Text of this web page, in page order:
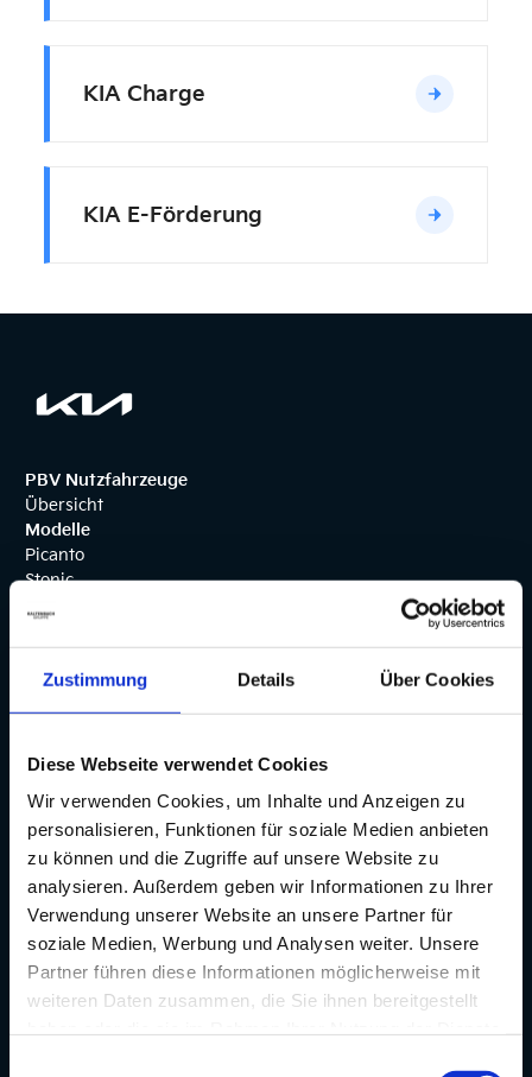
Zustimmung Details Über Cookies
Diese Webseite verwendet Cookies
Wir verwenden Cookies, um Inhalte und Anzeigen zu
personalisieren, Funktionen für soziale Medien anbieten
zu können und die Zugriffe auf unsere Website zu
analysieren. Außerdem geben wir Informationen zu Ihrer
Verwendung unserer Website an unsere Partner für
soziale Medien, Werbung und Analysen weiter. Unsere
Partner führen diese Informationen möglicherweise mit
weiteren Daten zusammen, die Sie ihnen bereitgestellt
KIA Charge
KIA E-Förderung
PBV Nutzfahrzeuge
Übersicht
Modelle
Picanto
Stonic
Ceed Sportswagon
K4
Sportage Hybrid
Sorento
Sorento Hybrid
Sorento Plug-in Hybrid
EV3
EV4
EV4 Fastback
EV5
EV6
EV6 GT